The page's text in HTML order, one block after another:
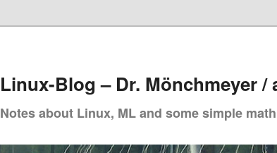
Linux-Blog – Dr. Mönchmeyer /
Notes about Linux, ML and some simple